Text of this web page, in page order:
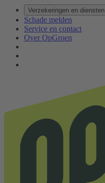
Verzekeringen en diensten
Schade melden
Service en contact
Over OpGroen